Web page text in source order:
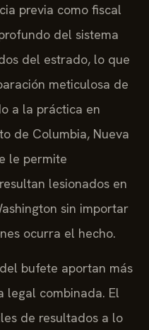
previa como fiscal
del sistema
del estrado, lo que
meticulosa de
a la práctica en
de Columbia, Nueva
le permite
lesionados en
sin importar
ocurra el hecho.
bufete aportan más
legal combinada. El
de resultados a lo